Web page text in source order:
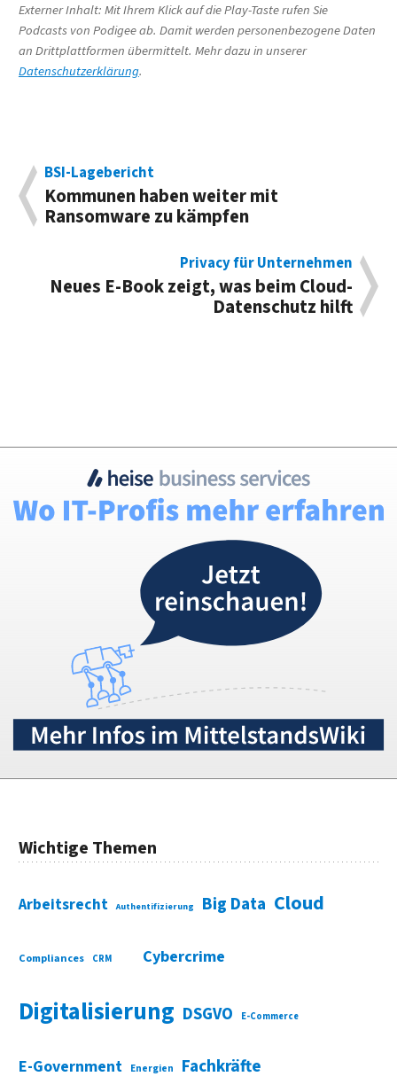
Externer Inhalt: Mit Ihrem Klick auf die Play-Taste rufen Sie
Podcasts von Podigee ab. Damit werden personenbezogene Daten
an Drittplattformen übermittelt. Mehr dazu in unserer
Datenschutzerklärung.
BSI-Lagebericht
Kommunen haben weiter mit
Ransomware zu kämpfen
Privacy für Unternehmen
Neues E-Book zeigt, was beim Cloud-
Datenschutz hilft
Wichtige Themen
Arbeitsrecht Authentifizierung Big Data Cloud
Compliances CRM Cybercrime
Digitalisierung DSGVO E-Commerce
E-Government Energien Fachkräfte